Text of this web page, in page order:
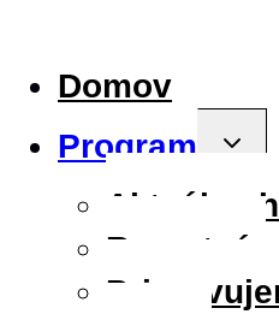
Domov
Program
Toggle
Aktuálne
Repertoár